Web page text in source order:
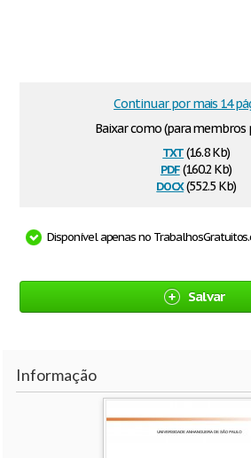
Baixar como (para
txt(16.8 Kb)
pdf(160.2 Kb)
docx(552.5 Kb)
Continuar por mais 14
Disponível apenas no
Salvar
Informação